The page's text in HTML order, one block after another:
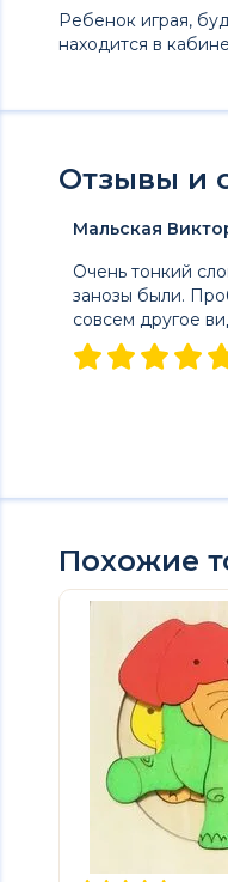
Ребенок играя,
находится в
Отзывы и
Мальская
Очень тонкий
занозы были.
совсем другое
Похожие